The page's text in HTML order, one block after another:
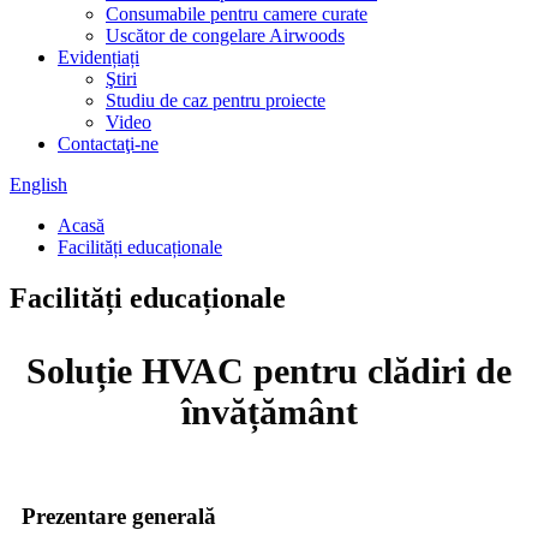
Consumabile pentru camere curate
Uscător de congelare Airwoods
Evidențiați
Ştiri
Studiu de caz pentru proiecte
Video
Contactaţi-ne
English
Acasă
Facilități educaționale
Facilități educaționale
Soluție HVAC pentru clădiri de
învățământ
Prezentare generală